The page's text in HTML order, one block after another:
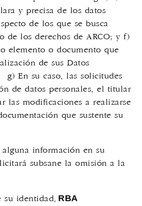
y precisa de los datos
de los que se busca
de los derechos de ARCO; y f)
elemento o documento que
de sus Datos
En su caso, las solicitudes
de datos personales, el titular
las modificaciones a realizarse
que sustente su
información en su
subsane la omisión a la
su identidad, RBA